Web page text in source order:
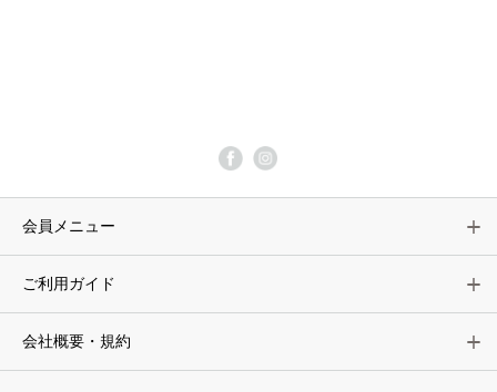
会員メニュー
ご利用ガイド
会社概要・規約